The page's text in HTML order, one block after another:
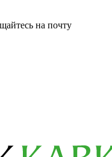
на почту